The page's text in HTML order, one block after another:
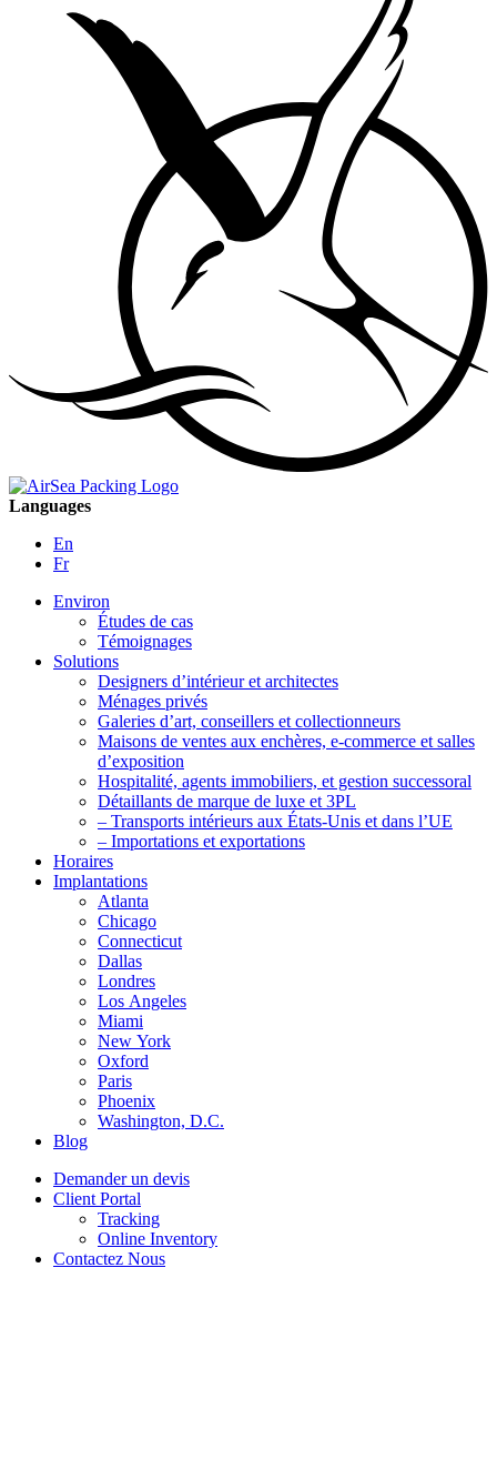
Languages
En
Fr
Environ
Études de cas
Témoignages
Solutions
Designers d’intérieur et architectes
Ménages privés
Galeries d’art, conseillers et collectionneurs
Maisons de ventes aux enchères, e-commerce et salles
d’exposition
Hospitalité, agents immobiliers, et gestion successoral
Détaillants de marque de luxe et 3PL
– Transports intérieurs aux États-Unis et dans l’UE
– Importations et exportations
Horaires
Implantations
Atlanta
Chicago
Connecticut
Dallas
Londres
Los Angeles
Miami
New York
Oxford
Paris
Phoenix
Washington, D.C.
Blog
Demander un devis
Client Portal
Tracking
Online Inventory
Contactez Nous